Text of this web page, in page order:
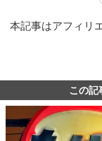
本記事はアフィリ
この記